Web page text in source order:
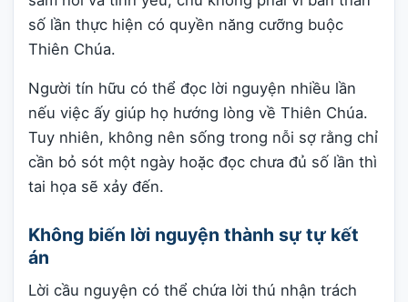
số lần thực hiện có quyền năng cưỡng buộc
Thiên Chúa.
Người tín hữu có thể đọc lời nguyện nhiều lần
nếu việc ấy giúp họ hướng lòng về Thiên Chúa.
Tuy nhiên, không nên sống trong nỗi sợ rằng chỉ
cần bỏ sót một ngày hoặc đọc chưa đủ số lần thì
tai họa sẽ xảy đến.
Không biến lời nguyện thành sự tự kết
án
Lời cầu nguyện có thể chứa lời thú nhận trách